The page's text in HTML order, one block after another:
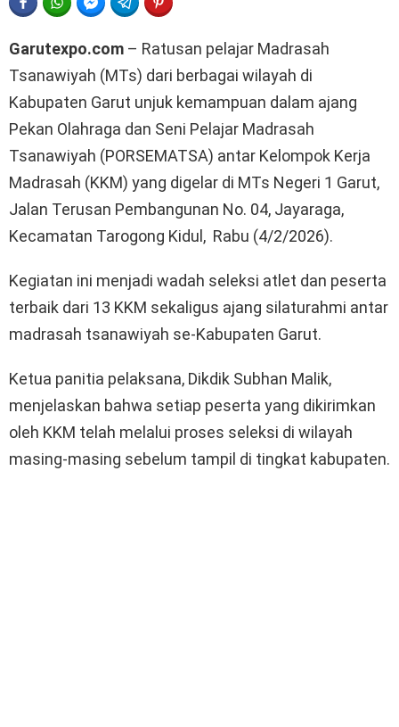
Garutexpo.com – Ratusan pelajar Madrasah
Tsanawiyah (MTs) dari berbagai wilayah di
Kabupaten Garut unjuk kemampuan dalam ajang
Pekan Olahraga dan Seni Pelajar Madrasah
Tsanawiyah (PORSEMATSA) antar Kelompok Kerja
Madrasah (KKM) yang digelar di MTs Negeri 1 Garut,
Jalan Terusan Pembangunan No. 04, Jayaraga,
Kecamatan Tarogong Kidul, Rabu (4/2/2026).
Kegiatan ini menjadi wadah seleksi atlet dan peserta
terbaik dari 13 KKM sekaligus ajang silaturahmi antar
madrasah tsanawiyah se-Kabupaten Garut.
Ketua panitia pelaksana, Dikdik Subhan Malik,
menjelaskan bahwa setiap peserta yang dikirimkan
oleh KKM telah melalui proses seleksi di wilayah
masing-masing sebelum tampil di tingkat kabupaten.